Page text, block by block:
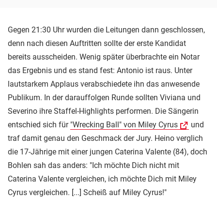
Gegen 21:30 Uhr wurden die Leitungen dann geschlossen,
denn nach diesen Auftritten sollte der erste Kandidat
bereits ausscheiden. Wenig später überbrachte ein Notar
das Ergebnis und es stand fest: Antonio ist raus. Unter
lautstarkem Applaus verabschiedete ihn das anwesende
Publikum. In der darauffolgen Runde sollten Viviana und
Severino ihre Staffel-Highlights performen. Die Sängerin
entschied sich für "Wrecking Ball" von Miley Cyrus
und
traf damit genau den Geschmack der Jury. Heino verglich
die 17-Jährige mit einer jungen Caterina Valente (84), doch
Bohlen sah das anders: "Ich möchte Dich nicht mit
Caterina Valente vergleichen, ich möchte Dich mit Miley
Cyrus vergleichen. [...] Scheiß auf Miley Cyrus!"